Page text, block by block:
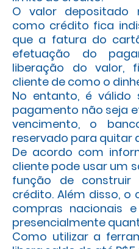
O valor depositado
como crédito fica
que a fatura do
efetuação do
liberação do valor,
cliente de como o
No entanto, é válido
pagamento não seja
vencimento, o
reservado para quitar
De acordo com
cliente pode usar um
função de
crédito. Além disso, o
compras nacionais
presencialmente
Como utilizar a